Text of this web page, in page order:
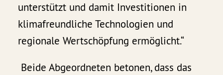
unterstützt und damit Investitionen in
klimafreundliche Technologien und
regionale Wertschöpfung ermöglicht.“
Beide Abgeordneten betonen, dass das